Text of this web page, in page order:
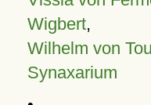
Wigbert,
Wilhelm von
Synaxarium